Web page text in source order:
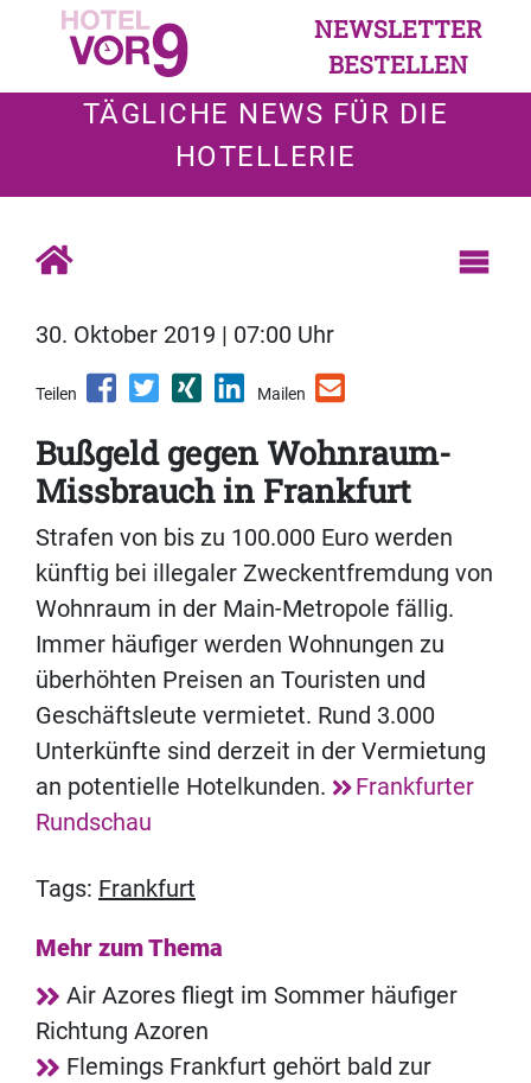
NEWSLETTER
BESTELLEN
TÄGLICHE NEWS FÜR DIE
HOTELLERIE
30. Oktober 2019 | 07:00 Uhr
Teilen Mailen
Bußgeld gegen Wohnraum-
Missbrauch in Frankfurt
Strafen von bis zu 100.000 Euro werden
künftig bei illegaler Zweckentfremdung von
Wohnraum in der Main-Metropole fällig.
Immer häufiger werden Wohnungen zu
überhöhten Preisen an Touristen und
Geschäftsleute vermietet. Rund 3.000
Unterkünfte sind derzeit in der Vermietung
an potentielle Hotelkunden.
Frankfurter
Rundschau
Tags: Frankfurt
Mehr zum Thema
Air Azores fliegt im Sommer häufiger
Richtung Azoren
Flemings Frankfurt gehört bald zur